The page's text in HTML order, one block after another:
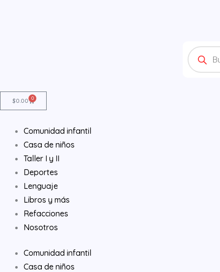
Products
search
$0.00 0
Cart
Comunidad infantil
Casa de niños
Taller I y II
Deportes
Lenguaje
Libros y más
Refacciones
Nosotros
Comunidad infantil
Casa de niños